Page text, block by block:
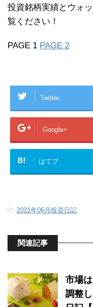
投資銘柄実績とウォ
覧ください！
PAGE 1 PAGE 2
Twitter
Google+
B! はてブ
-2021年06月投資日記
関連記事
市場
調整